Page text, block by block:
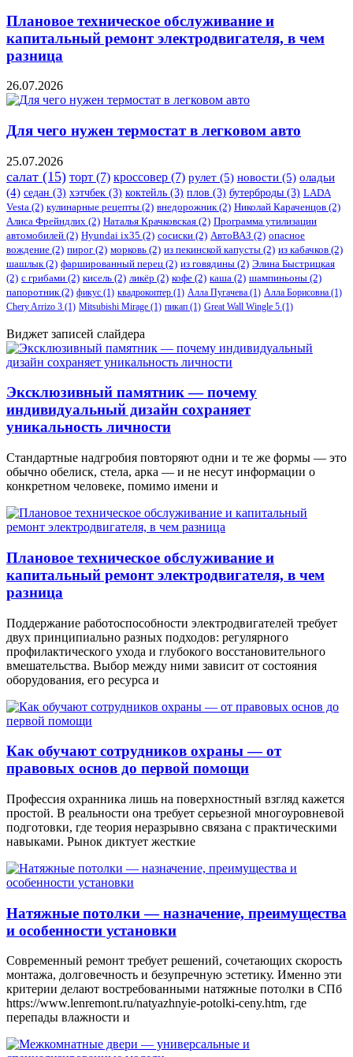
Плановое техническое обслуживание и
капитальный ремонт электродвигателя, в чем
разница
26.07.2026
Для чего нужен термостат в легковом авто
25.07.2026
салат (15) торт (7) кроссовер (7) рулет (5) новости (5) оладьи
(4) седан (3) хэтчбек (3) коктейль (3) плов (3) бутерброды (3) LADA
Vesta (2) кулинарные рецепты (2) внедорожник (2) Николай Караченцов (2)
Алиса Фрейндлих (2) Наталья Крачковская (2) Программа утилизации
автомобилей (2) ​Hyundai ix35 (2) сосиски (2) АвтоВАЗ (2) опасное
вождение (2) пирог (2) морковь (2) из пекинской капусты (2) из кабачков (2)
шашлык (2) фаршированный перец (2) из говядины (2) Элина Быстрицкая
(2) с грибами (2) кисель (2) ликёр (2) кофе (2) каша (2) шампиньоны (2)
папоротник (2) фикус (1) квадрокоптер (1) Алла Пугачева (1) Алла Борисовна (1)
Chery Arrizo 3 (1) Mitsubishi Mirage (1) пикап (1) Great Wall Wingle 5 (1)
Виджет записей слайдера
Эксклюзивный памятник — почему
индивидуальный дизайн сохраняет
уникальность личности
Стандартные надгробия повторяют одни и те же формы — это
обычно обелиск, стела, арка — и не несут информации о
конкретном человеке, помимо имени и
Плановое техническое обслуживание и
капитальный ремонт электродвигателя, в чем
разница
Поддержание работоспособности электродвигателей требует
двух принципиально разных подходов: регулярного
профилактического ухода и глубокого восстановительного
вмешательства. Выбор между ними зависит от состояния
оборудования, его ресурса и
Как обучают сотрудников охраны — от
правовых основ до первой помощи
Профессия охранника лишь на поверхностный взгляд кажется
простой. В реальности она требует серьезной многоуровневой
подготовки, где теория неразрывно связана с практическими
навыками. Рынок диктует жесткие
Натяжные потолки — назначение, преимущества
и особенности установки
Современный ремонт требует решений, сочетающих скорость
монтажа, долговечность и безупречную эстетику. Именно эти
критерии делают востребованными натяжные потолки в СПб
https://www.lenremont.ru/natyazhnyie-potolki-ceny.htm, где
перепады влажности и